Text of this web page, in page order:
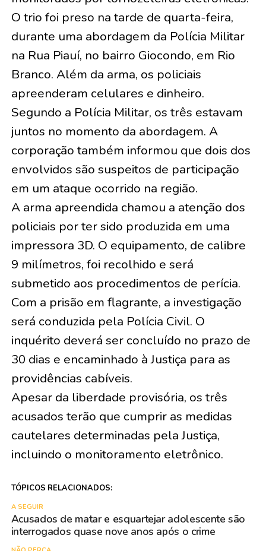
O trio foi preso na tarde de quarta-feira,
durante uma abordagem da Polícia Militar
na Rua Piauí, no bairro Giocondo, em Rio
Branco. Além da arma, os policiais
apreenderam celulares e dinheiro.
Segundo a Polícia Militar, os três estavam
juntos no momento da abordagem. A
corporação também informou que dois dos
envolvidos são suspeitos de participação
em um ataque ocorrido na região.
A arma apreendida chamou a atenção dos
policiais por ter sido produzida em uma
impressora 3D. O equipamento, de calibre
9 milímetros, foi recolhido e será
submetido aos procedimentos de perícia.
Com a prisão em flagrante, a investigação
será conduzida pela Polícia Civil. O
inquérito deverá ser concluído no prazo de
30 dias e encaminhado à Justiça para as
providências cabíveis.
Apesar da liberdade provisória, os três
acusados terão que cumprir as medidas
cautelares determinadas pela Justiça,
incluindo o monitoramento eletrônico.
TÓPICOS RELACIONADOS:
A SEGUIR
Acusados de matar e esquartejar adolescente são
interrogados quase nove anos após o crime